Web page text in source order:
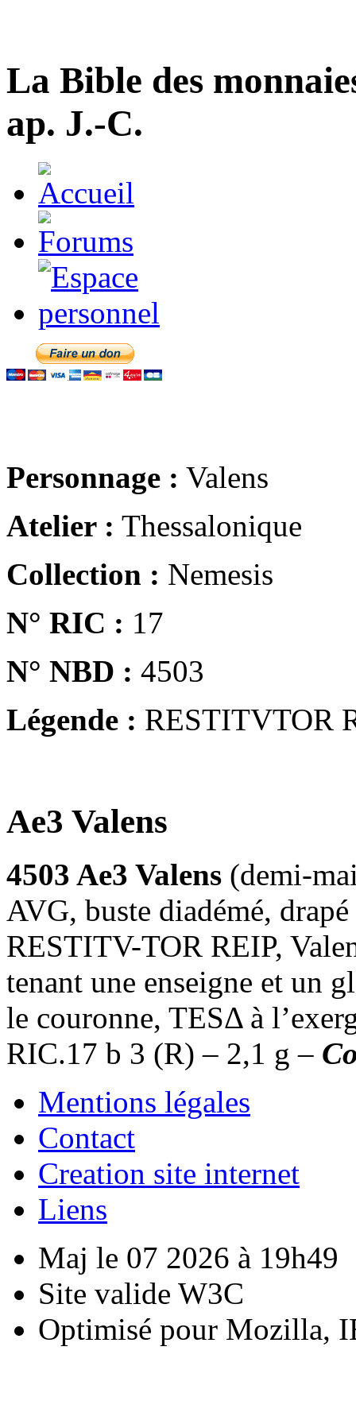
La Bible des
ap. J.-C.
Personnage : Valens
Atelier : Thessalonique
Collection : Nemesis
N° RIC : 17
N° NBD : 4503
Légende : RESTITVTOR
Ae3 Valens
4503 Ae3 Valens (demi-
AVG, buste diadémé,
RESTITV-TOR REIP,
tenant une enseigne et un
le couronne, TESΔ à
RIC.17 b 3 (R) – 2,1 g –
Mentions légales
Contact
Creation site internet
Liens
Maj le 07 2026 à 19h49
Site valide W3C
Optimisé pour Mozilla,